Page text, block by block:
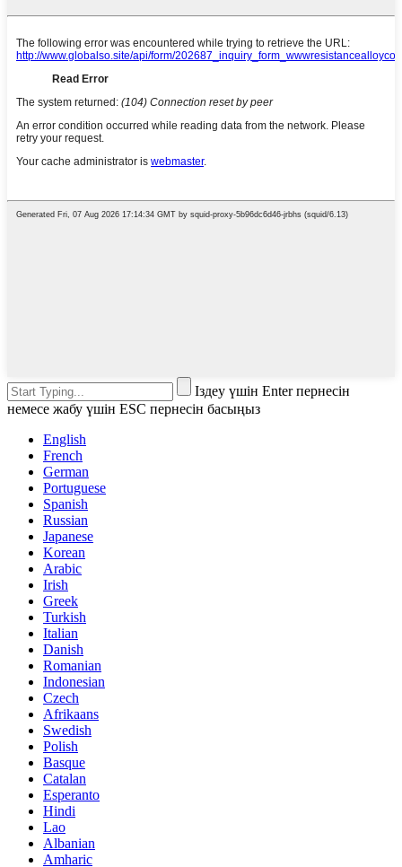
Іздеу үшін Enter пернесін
немесе жабу үшін ESC пернесін басыңыз
English
French
German
Portuguese
Spanish
Russian
Japanese
Korean
Arabic
Irish
Greek
Turkish
Italian
Danish
Romanian
Indonesian
Czech
Afrikaans
Swedish
Polish
Basque
Catalan
Esperanto
Hindi
Lao
Albanian
Amharic